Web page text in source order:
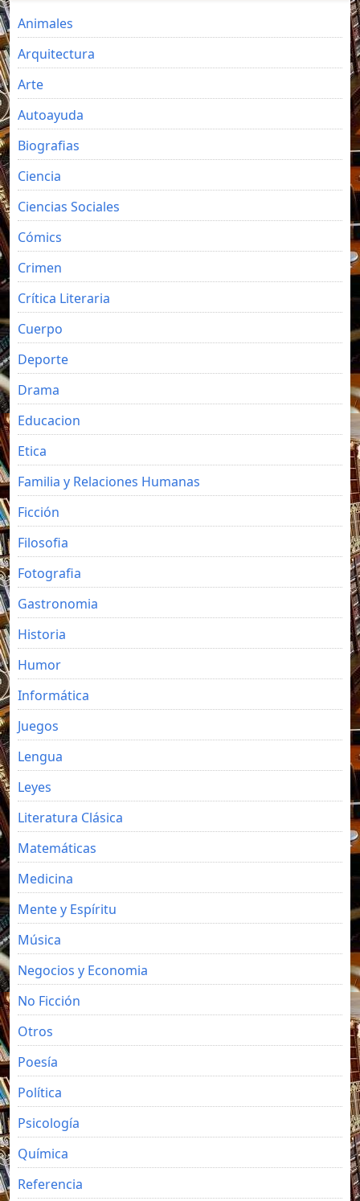
Animales
Arquitectura
Arte
Autoayuda
Biografias
Ciencia
Ciencias Sociales
Cómics
Crimen
Crítica Literaria
Cuerpo
Deporte
Drama
Educacion
Etica
Familia y Relaciones Humanas
Ficción
Filosofia
Fotografia
Gastronomia
Historia
Humor
Informática
Juegos
Lengua
Leyes
Literatura Clásica
Matemáticas
Medicina
Mente y Espíritu
Música
Negocios y Economia
No Ficción
Otros
Poesía
Política
Psicología
Química
Referencia